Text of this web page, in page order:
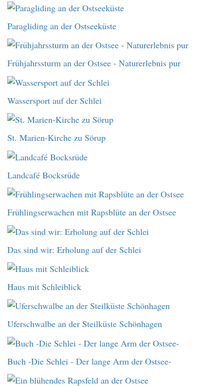
Paragliding an der Ostseeküste
Frühjahrssturm an der Ostsee - Naturerlebnis pur
Wassersport auf der Schlei
St. Marien-Kirche zu Sörup
Landcafé Bocksrüde
Frühlingserwachen mit Rapsblüte an der Ostsee
Das sind wir: Erholung auf der Schlei
Haus mit Schleiblick
Uferschwalbe an der Steilküste Schönhagen
Buch -Die Schlei - Der lange Arm der Ostsee-